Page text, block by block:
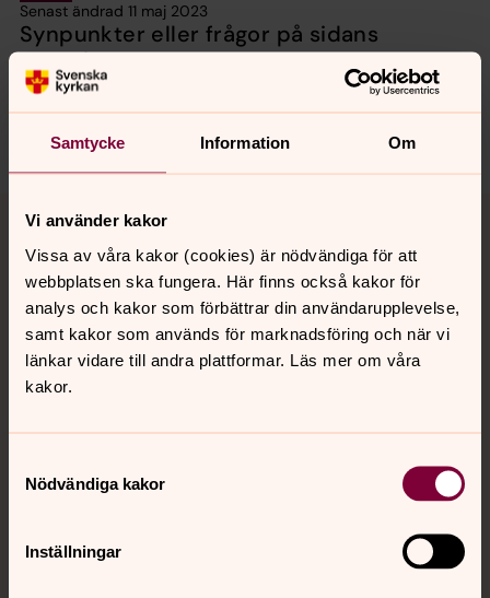
Samtycke Information Om
Vi använder kakor
Vissa av våra kakor (cookies) är nödvändiga för att
webbplatsen ska fungera. Här finns också kakor för
analys och kakor som förbättrar din användarupplevelse,
samt kakor som används för marknadsföring och när vi
länkar vidare till andra plattformar. Läs mer om våra
kakor.
Nödvändiga kakor
Inställningar
Senast ändrad 11 maj 2023
Synpunkter eller frågor på sidans
innehåll?
motala.forsamling@svenskakyrkan.se
Dela
Kontakt
Kalender
Hitta snabbt
Sociala kanaler